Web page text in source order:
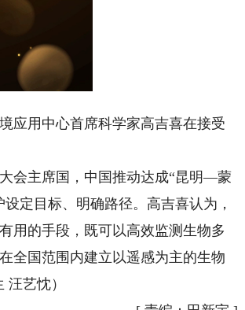
用中心首席科学家高吉喜在接受
会主席国，中国推动达成“昆明—蒙
定目标、明确路径。高吉喜认为，
用的手段，既可以高效监测生物多
全国范围内建立以遥感为主的生物
艺忱）